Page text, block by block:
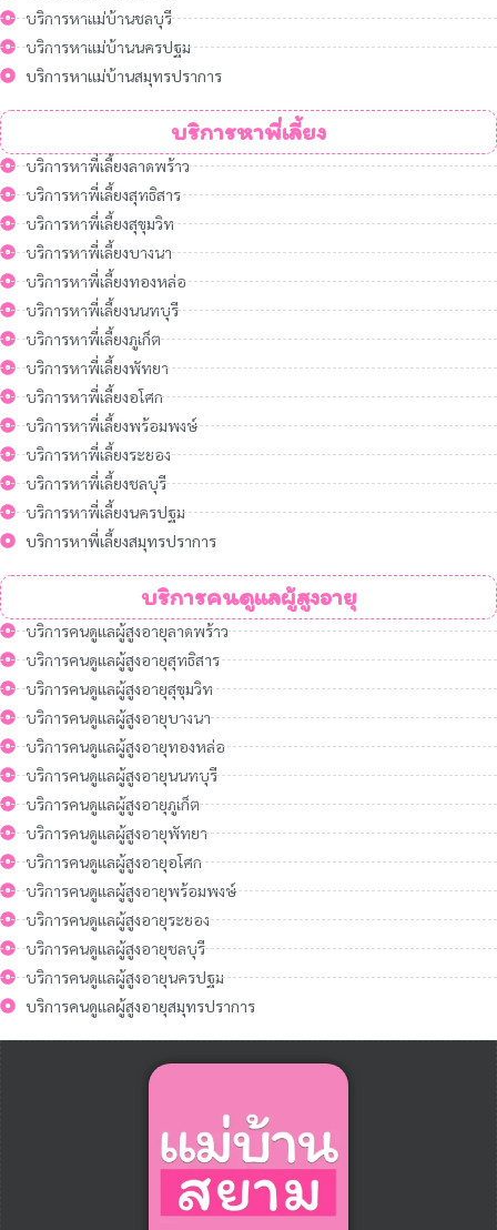
บริการหาแม่บ้านชลบุรี
บริการหาแม่บ้านนครปฐม
บริการหาแม่บ้านสมุทรปราการ
บริการหาพี่เลี้ยง
บริการหาพี่เลี้ยงลาดพร้าว
บริการหาพี่เลี้ยงสุทธิสาร
บริการหาพี่เลี้ยงสุขุมวิท
บริการหาพี่เลี้ยงบางนา
บริการหาพี่เลี้ยงทองหล่อ
บริการหาพี่เลี้ยงนนทบุรี
บริการหาพี่เลี้ยงภูเก็ต
บริการหาพี่เลี้ยงพัทยา
บริการหาพี่เลี้ยงอโศก
บริการหาพี่เลี้ยงพร้อมพงษ์
บริการหาพี่เลี้ยงระยอง
บริการหาพี่เลี้ยงชลบุรี
บริการหาพี่เลี้ยงนครปฐม
บริการหาพี่เลี้ยงสมุทรปราการ
บริการคนดูแลผู้สูงอายุ
บริการคนดูแลผู้สูงอายุลาดพร้าว
บริการคนดูแลผู้สูงอายุสุทธิสาร
บริการคนดูแลผู้สูงอายุสุขุมวิท
บริการคนดูแลผู้สูงอายุบางนา
บริการคนดูแลผู้สูงอายุทองหล่อ
บริการคนดูแลผู้สูงอายุนนทบุรี
บริการคนดูแลผู้สูงอายุภูเก็ต
บริการคนดูแลผู้สูงอายุพัทยา
บริการคนดูแลผู้สูงอายุอโศก
บริการคนดูแลผู้สูงอายุพร้อมพงษ์
บริการคนดูแลผู้สูงอายุระยอง
บริการคนดูแลผู้สูงอายุชลบุรี
บริการคนดูแลผู้สูงอายุนครปฐม
บริการคนดูแลผู้สูงอายุสมุทรปราการ